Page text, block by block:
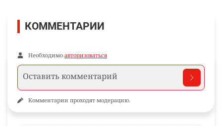
КОММЕНТАРИИ
Необходимо авторизоваться
Комментарии проходят модерацию.